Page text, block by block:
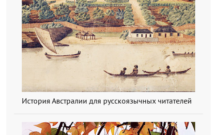
История Австралии для русскоязычных читателей